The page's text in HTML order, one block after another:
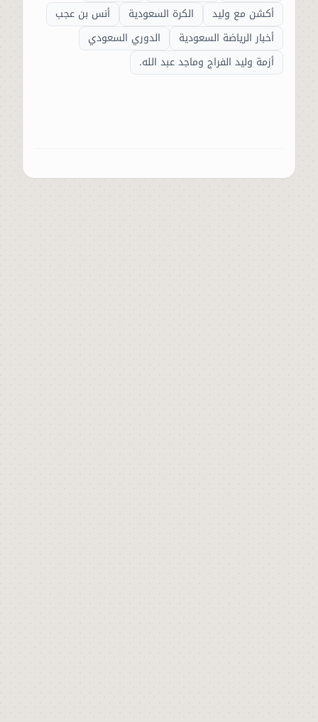
أكشن مع وليد
الكرة السعودية
أنس بن عجب
أخبار الرياضة السعودية
الدوري السعودي
أزمة وليد الفراج وماجد عبد الله.